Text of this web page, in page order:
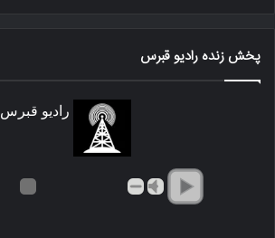
پخش زنده رادیو قبرس
رادیو قبرس